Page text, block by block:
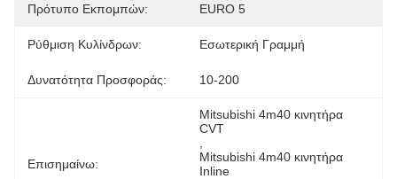
Πρότυπο Εκπομπών: EURO 5
Ρύθμιση Κυλίνδρων: Εσωτερική Γραμμή
Δυνατότητα Προσφοράς: 10-200
Επισημαίνω:
Mitsubishi 4m40 κινητήρα
CVT
Mitsubishi 4m40 κινητήρα
Inline